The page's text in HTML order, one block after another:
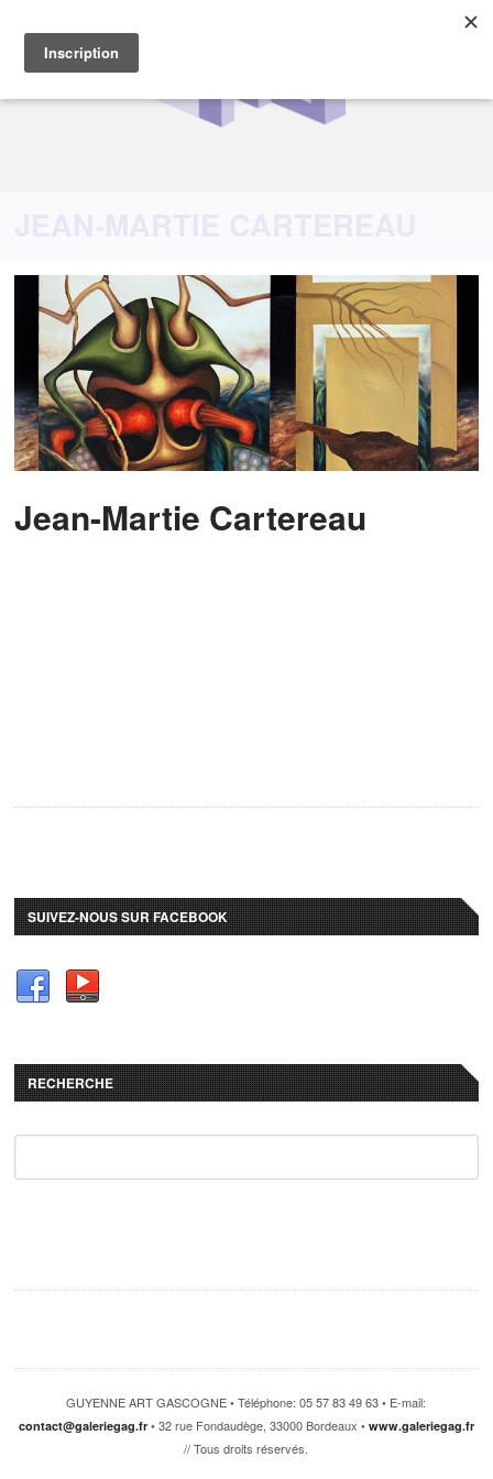
JEAN-MARTIE CARTEREAU
Jean-Martie Cartereau
SUIVEZ-NOUS SUR FACEBOOK
RECHERCHE
GUYENNE ART GASCOGNE • Téléphone: 05 57 83 49 63 • E-mail:
contact@galeriegag.fr• 32 rue Fondaudège, 33000 Bordeaux • www.galeriegag.fr
// Tous droits réservés.